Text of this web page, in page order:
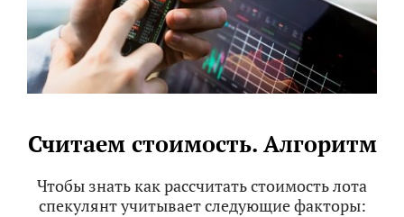
Считаем стоимость. Алгоритм
Чтобы знать как рассчитать стоимость лота
спекулянт учитывает следующие факторы: